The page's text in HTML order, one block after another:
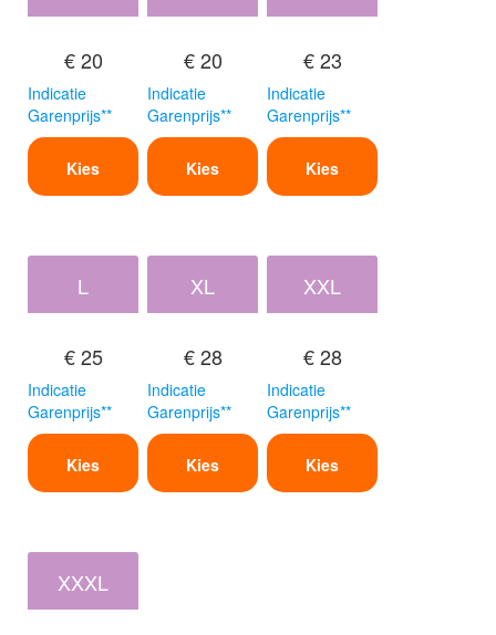
€ 20
Indicatie
Garenprijs**
Kies
€ 20
Indicatie
Garenprijs**
Kies
€ 23
Indicatie
Garenprijs**
Kies
L
€ 25
Indicatie
Garenprijs**
Kies
XL
€ 28
Indicatie
Garenprijs**
Kies
XXL
€ 28
Indicatie
Garenprijs**
Kies
XXXL